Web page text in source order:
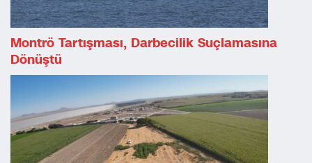
Montrö Tartışması, Darbecilik Suçlamasına
Dönüştü